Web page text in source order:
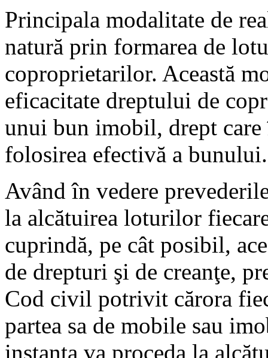
Principala modalitate de
natură prin formarea de
coproprietarilor. Această
eficacitate dreptului de
unui bun imobil, drept care
folosirea efectivă a bunului.
Având în vedere
la alcătuirea loturilor
cuprindă, pe cât posibil,
de drepturi şi de creanţe,
Cod civil potrivit cărora
partea sa de mobile sau
instanţa va proceda la